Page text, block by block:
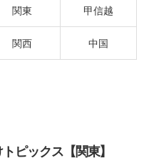
関東 甲信越
関西 中国
ピックス【関東】